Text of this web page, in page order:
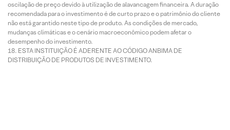
oscilação de preço devido à utilização de alavancagem financeira. A duração
recomendada para o investimento é de curto prazo e o patrimônio do cliente
não está garantido neste tipo de produto. As condições de mercado,
mudanças climáticas e o cenário macroeconômico podem afetar o
desempenho do investimento.
ESTA INSTITUIÇÃO É ADERENTE AO CÓDIGO ANBIMA DE
DISTRIBUIÇÃO DE PRODUTOS DE INVESTIMENTO.